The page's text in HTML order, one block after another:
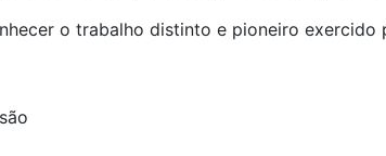
o trabalho distinto e pioneiro exercido